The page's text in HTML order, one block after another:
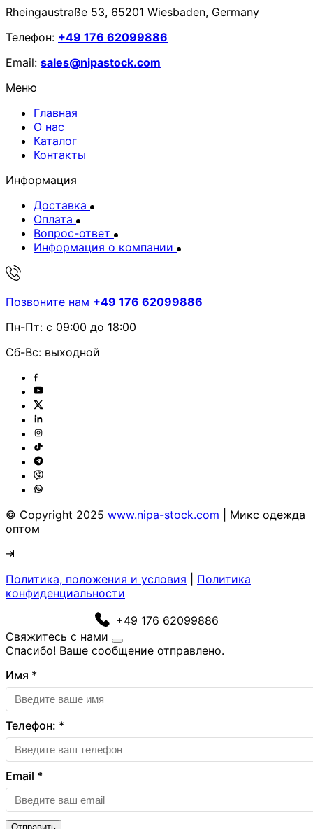
Rheingaustraße 53, 65201 Wiesbaden, Germany
Телефон: +49 176 62099886
Email: sales@nipastock.com
Меню
Главная
О нас
Каталог
Контакты
Информация
Доставка
Оплата
Вопрос-ответ
Информация о компании
Позвоните нам +49 176 62099886
Пн-Пт: с 09:00 до 18:00
Сб-Вс: выходной
© Copyright 2025 www.nipa-stock.com | Микс одежда
оптом
Политика, положения и условия
Политика
конфиденциальности
+49 176 62099886
Свяжитесь с нами
Спасибо! Ваше сообщение отправлено.
Имя *
Телефон: *
Email *